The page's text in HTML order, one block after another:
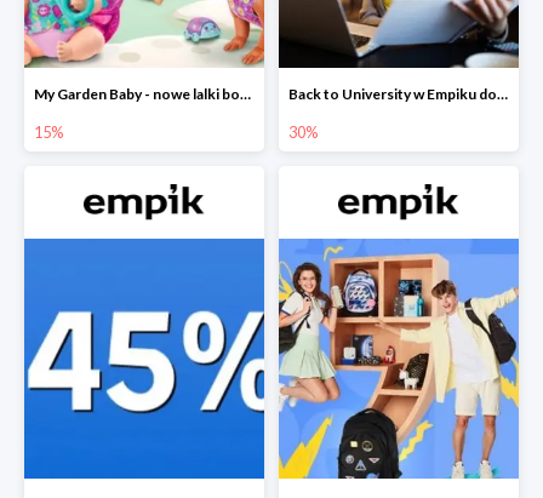
My Garden Baby - nowe lalki bobaski w Empiku do -15%
15%
Back to University w Empiku do -30%
30%